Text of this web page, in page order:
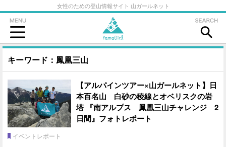
女性のための登山情報サイト 山ガールネット
キーワード：鳳凰三山
【アルパインツアー×山ガールネット】日
本百名山 白砂の稜線とオベリスクの岩
塔 『南アルプス 鳳凰三山チャレンジ 2
日間』フォトレポート
イベントレポート